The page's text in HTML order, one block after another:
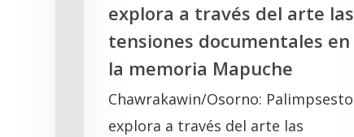
memoria
Mapuche
explora a través del arte las
tensiones documentales en
la memoria Mapuche
Chawrakawin/Osorno: Palimpsesto
explora a través del arte las